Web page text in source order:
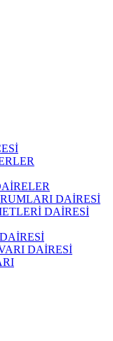
DAİRESİ
DAİRESİ
DAİRESİ